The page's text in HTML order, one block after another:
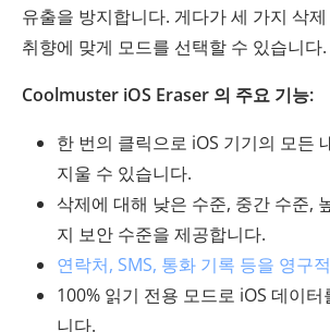
유출을 방지합니다. 게다가 세 가지 삭
취향에 맞게 모드를 선택할 수 있습니다.
Coolmuster iOS Eraser 의 주요 기능:
한 번의 클릭으로 iOS 기기의 모든
지울 수 있습니다.
삭제에 대해 낮은 수준, 중간 수준,
지 보안 수준을 제공합니다.
연락처, SMS, 통화 기록 등을 영구
100% 읽기 전용 모드로 iOS 데이
니다.